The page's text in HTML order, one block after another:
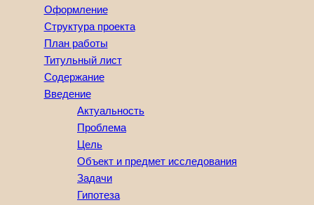
Оформление
Структура проекта
План работы
Титульный лист
Содержание
Введение
Актуальность
Проблема
Цель
Объект и предмет исследования
Задачи
Гипотеза